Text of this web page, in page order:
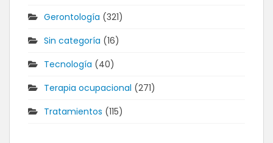
Gerontología (321)
Sin categoría (16)
Tecnología (40)
Terapia ocupacional (271)
Tratamientos (115)